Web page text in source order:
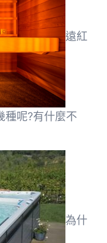
遠紅
種呢?有什麼不
為什